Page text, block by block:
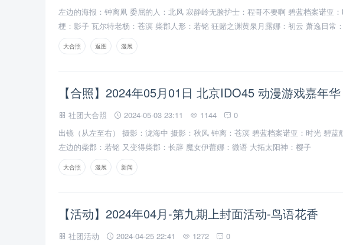
左边的海报：钟离凧 委屈的人：北风 寂静岭无脸护士：程哥不要啊 碧蓝档案诺亚
梗：影子 瓦尔特老杨：苍溟 柴郡人形：若铭 狂赌之渊黄泉月露娜：初云 萧逸日常
鸾：枳洛 右边的海报：三狗
大合照 返图 漫展
【合照】2024年05月01日 北京IDO45 动漫游戏嘉年
社团大合照 2024-05-03 23:11 1144
0
出镜（从左至右） 摄影：泷海中 摄影：秋风 钟离：苍溟 碧蓝档案诺亚：时光 碧蓝
左边的柴郡：若铭 又变得柴郡：长辞 魔女伊蕾娜：微语 大拓太阳神：樱子
大合照 漫展 新闻
【活动】2024年04月-第九期上封面活动-鸟语花香
社团活动 2024-04-25 22:41 1272
0